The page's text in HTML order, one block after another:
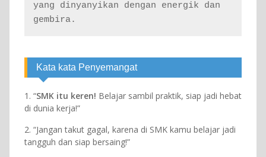
yang dinyanyikan dengan energik dan
gembira.
Kata kata Penyemangat
1. “SMK itu keren! Belajar sambil praktik, siap jadi hebat
di dunia kerja!”
2. “Jangan takut gagal, karena di SMK kamu belajar jadi
tangguh dan siap bersaing!”